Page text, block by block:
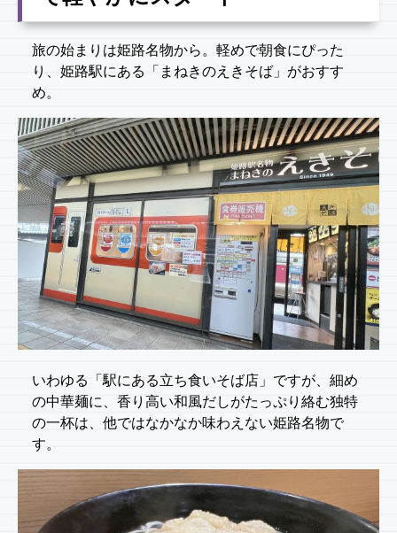
旅の始まりは姫路名物から。軽めで朝食にぴった
り、姫路駅にある「まねきのえきそば」がおすす
め。
いわゆる「駅にある立ち食いそば店」ですが、細め
の中華麺に、香り高い和風だしがたっぷり絡む独特
の一杯は、他ではなかなか味わえない姫路名物で
す。